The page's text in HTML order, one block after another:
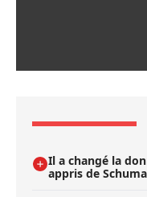
Il a changé la
appris de